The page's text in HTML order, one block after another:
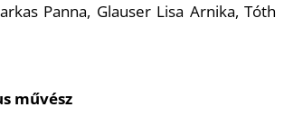
Panna, Glauser Lisa Arnika, Tóth
művész